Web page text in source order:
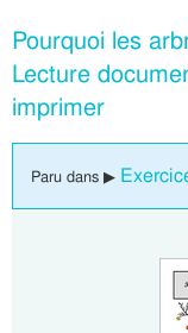
Pourquoi les
Lecture
imprimer
Paru dans ▶